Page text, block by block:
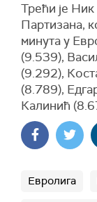
Трећи је
Партизана,
минута у
(9.539),
(9.292),
(8.789),
Калинић
Евролига